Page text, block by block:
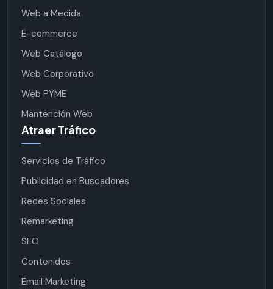
Web a Medida
E-commerce
Web Catálogo
Web Corporativo
Web PYME
Mantención Web
Atraer Tráfico
Servicios de Tráfico
Publicidad en Buscadores
Redes Sociales
Remarketing
SEO
Contenidos
Email Marketing